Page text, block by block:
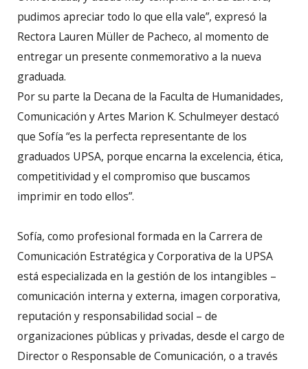
pudimos apreciar todo lo que ella vale”, expresó la
Rectora Lauren Müller de Pacheco, al momento de
entregar un presente conmemorativo a la nueva
graduada.
Por su parte la Decana de la Faculta de Humanidades,
Comunicación y Artes Marion K. Schulmeyer destacó
que Sofía “es la perfecta representante de los
graduados UPSA, porque encarna la excelencia, ética,
competitividad y el compromiso que buscamos
imprimir en todo ellos”.
Sofía, como profesional formada en la Carrera de
Comunicación Estratégica y Corporativa de la UPSA
está especializada en la gestión de los intangibles –
comunicación interna y externa, imagen corporativa,
reputación y responsabilidad social – de
organizaciones públicas y privadas, desde el cargo de
Director o Responsable de Comunicación, o a través